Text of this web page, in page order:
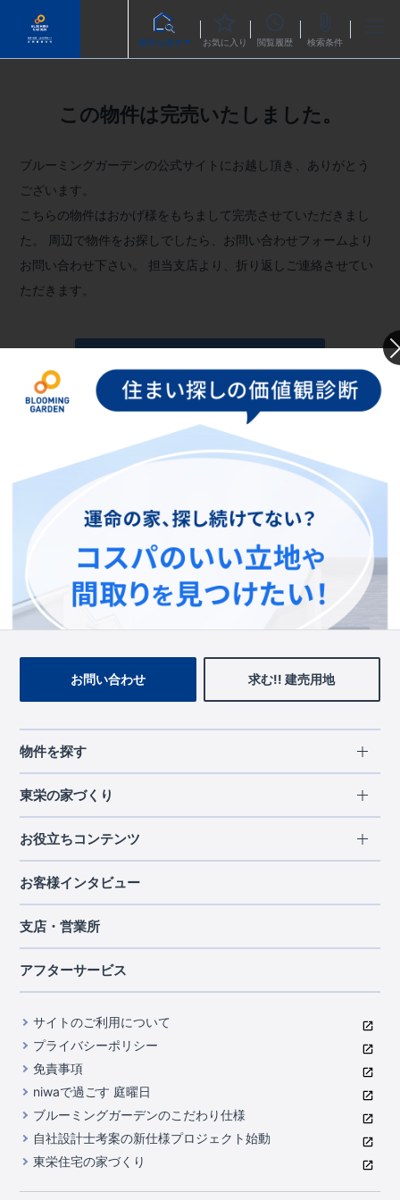
物件を探す お気に入り 閲覧履歴 検索条件
この物件は完売いたしました。
ブルーミングガーデンの公式サイトにお越し頂き、ありがとう
ございます。
こちらの物件はおかげ様をもちまして完売させていただきまし
た。
周辺で物件をお探しでしたら、お問い合わせフォームより
お問い合わせ下さい。
担当支店より、折り返しご連絡させてい
ただきます。
お問い合わせフォームへ
この物件を見ている人に
おすすめの物件
お問い合わせ 求む!! 建売用地
物件を探す
エリアから探す
北海道・東北
北海道
宮城県
千葉県
中部
山梨県
静岡県
滋賀県
京都府
中国・四国
岡山県
広島県
九州・沖縄
福岡県
熊本県
東栄の家づくり
長期優良住宅
住宅性能評価書
ブルーミングガーデンは地震につよい<建物編>
室内空間を快適に保つ断熱性能
コストパフォーマンスに自信
充実のアフターサポート
第三者評価によるお墨付き
家づくりのプロにも選ばれるブルーミングガーデン
住んでみるとじわじわ伝わる暮らしやすさへのこだわり
自社一貫体制
お役立ちコンテンツ
ご契約までの道のり
現地見学ガイド
ご紹介制度のご案内
東栄INDEX（用語集）
お客様インタビュー
支店・営業所
アフターサービス
サイトのご利用について
プライバシーポリシー
免責事項
niwaで過ごす 庭曜日
ブルーミングガーデンのこだわり仕様
自社設計士考案の新仕様プロジェクト始動
東栄住宅の家づくり